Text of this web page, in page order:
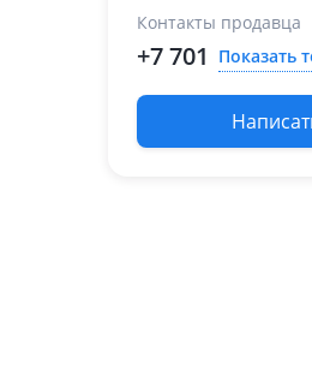
Контакты продавца
+7 701 Показать